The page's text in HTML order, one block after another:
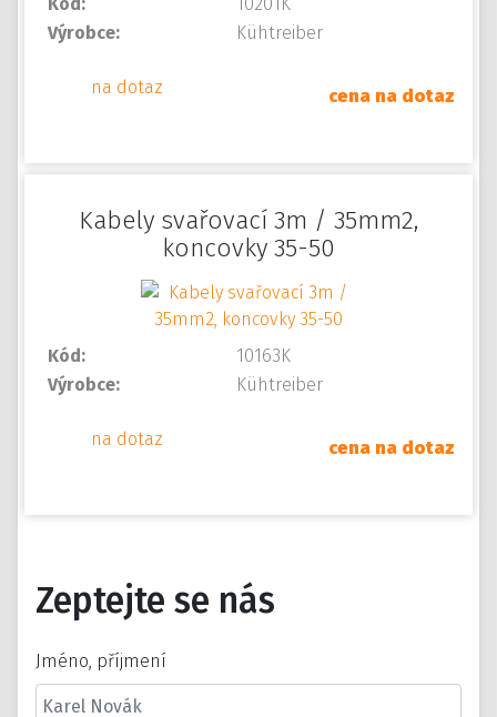
Výrobce:
Kühtreiber
na dotaz cena na dotaz
Kabely svařovací 3m / 35mm2,
koncovky 35-50
Kód:
10163K
Výrobce:
Kühtreiber
na dotaz cena na dotaz
Zeptejte se nás
Jméno, příjmení